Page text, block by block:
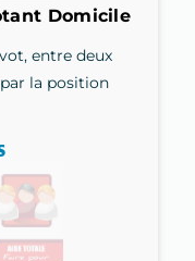
Domicile
entre deux
la position